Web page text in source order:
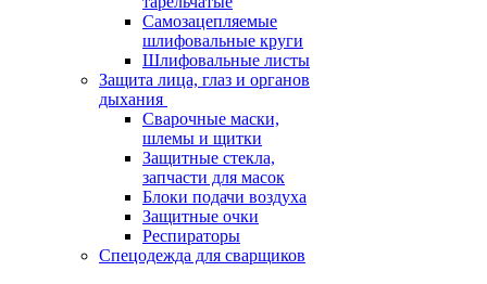
Самозацепляемые
шлифовальные круги
Шлифовальные листы
Защита лица, глаз и органов
дыхания
Сварочные маски,
шлемы и щитки
Защитные стекла,
запчасти для масок
Блоки подачи воздуха
Защитные очки
Респираторы
Спецодежда для сварщиков